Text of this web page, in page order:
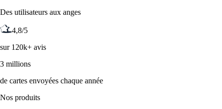
Des utilisateurs aux anges
4,8/5
sur 120k+ avis
3 millions
de cartes envoyées chaque année
Nos produits